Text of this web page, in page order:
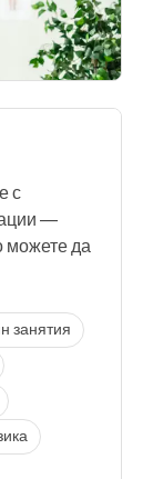
с
—
можете да
занятия